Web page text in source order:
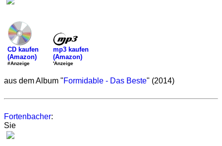
CD kaufen
(Amazon)
#Anzeige
mp3 kaufen
(Amazon)
'Anzeige
aus dem Album "Formidable - Das Beste" (2014)
Fortenbacher:
Sie